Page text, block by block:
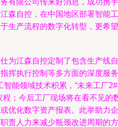
有限公司传来好消息，成功携手
森自控，在中国地区部署智能工
生产流程的数字化转型，更希望
为江森自控定制了包含生产线自
挥执行控制等多方面的深度服务
能领域技术积累，“未来工厂
；今后工厂现场将在看不见的
优化数字资产报表。此举助力企
责人力来减少瓶颈改进周期的方